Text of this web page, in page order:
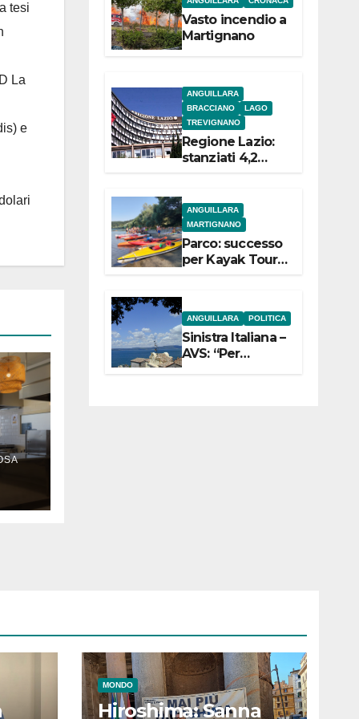
tesi
La
e
e
Vasto incendio a
Martignano
ANGUILLARA
BRACCIANO
LAGO
TREVIGNANO
Regione Lazio:
stanziati 4,2
dell’Etruria
Meridionale
ANGUILLARA
MARTIGNANO
Parco: successo
per Kayak Tour a
ANGUILLARA POLITICA
Sinistra Italiana –
AVS: “Per
Anguillara
MONDO
Hiroshima: Sanna